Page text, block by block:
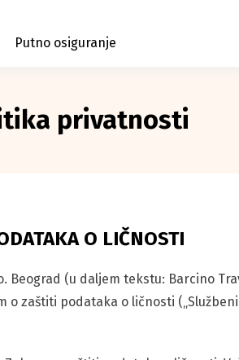
Putno osiguranje
privatnosti
O LIČNOSTI
Beograd (u daljem tekstu: Barcino
zaštiti podataka o ličnosti („Službeni